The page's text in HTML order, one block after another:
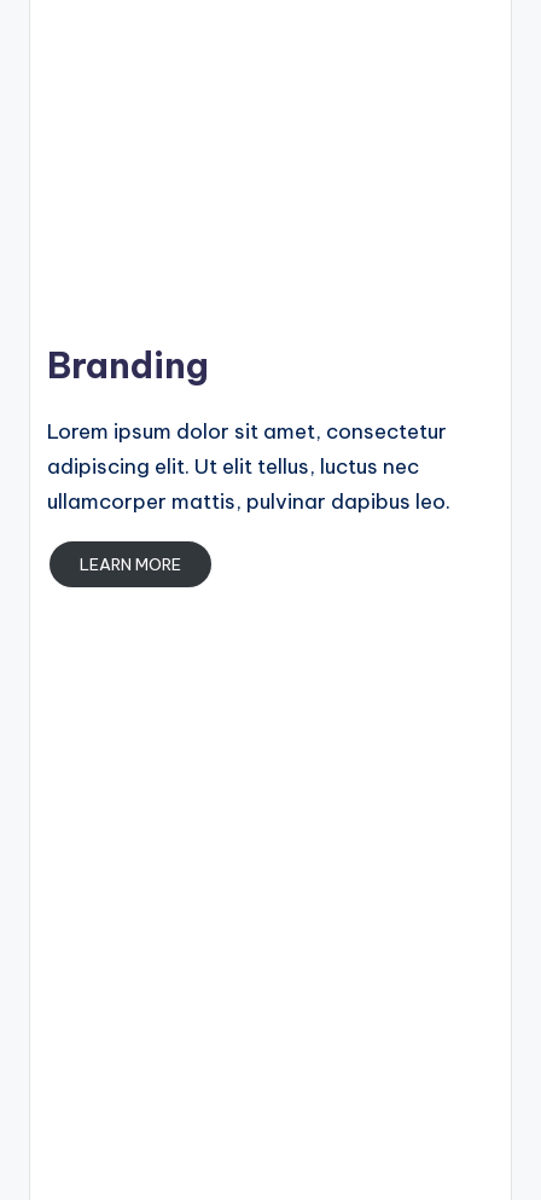
Branding
Lorem ipsum dolor sit amet, consectetur
adipiscing elit. Ut elit tellus, luctus nec
ullamcorper mattis, pulvinar dapibus leo.
LEARN MORE